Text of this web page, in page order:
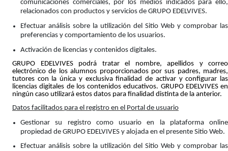
comunicaciones comerciales, por los medios indicados para ello,
relacionados con productos y servicios de GRUPO EDELVIVES.
Efectuar análisis sobre la utilización del Sitio Web y comprobar las
preferencias y comportamiento de los usuarios.
Activación de licencias y contenidos digitales.
GRUPO EDELVIVES podrá tratar el nombre, apellidos y correo
electrónico de los alumnos proporcionados por sus padres, madres,
tutores con la única y exclusiva finalidad de activar y configurar las
licencias digitales de los contenidos educativos. GRUPO EDELVIVES en
ningún caso utilizará estos datos para finalidad distinta de la anterior.
Datos facilitados para el registro en el Portal de usuario
Gestionar su registro como usuario en la plataforma online
propiedad de GRUPO EDELVIVES y alojada en el presente Sitio Web.
Efectuar análisis sobre la utilización del Sitio Web y comprobar las